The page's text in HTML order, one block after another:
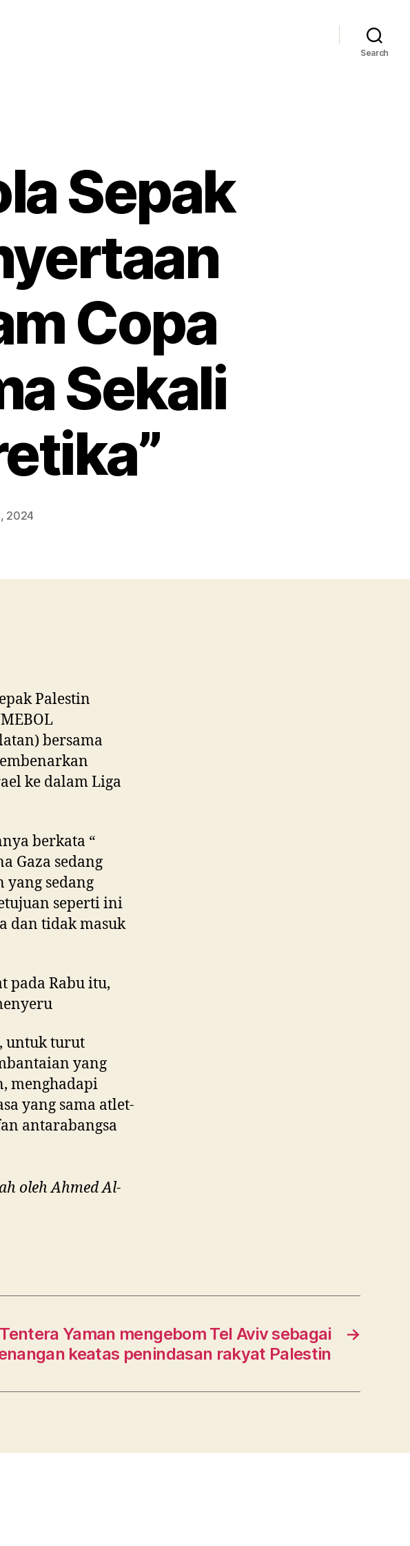
Search
Sepak
Copa
Sekali
2024
Palestin
bersama
ke dalam Liga
berkata “
Gaza sedang
sedang
seperti ini
dan tidak masuk
pada Rabu itu,
untuk turut
yang
menghadapi
yang sama atlet-
antarabangsa
oleh Ahmed Al-
→
Tentera Yaman mengebom Tel Aviv sebagai
keatas penindasan rakyat Palestin